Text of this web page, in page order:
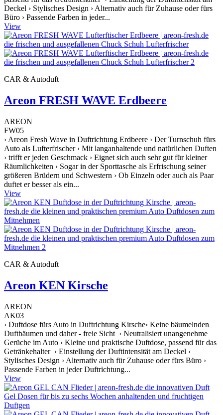
Deckel › Stylisches Design › Alternativ auch für Zuhause oder fürs
Büro › Passende Farben in jeder...
View
CAR & Autoduft
Areon FRESH WAVE Erdbeere
AREON
FW05
› Areon Fresh Wave in Duftrichtung Erdbeere › Der Turnschuh fürs
Auto als Lufterfrischer › Mit langanhaltende und natürlichen Duften
› trifft er jeden Geschmack › Eignet sich auch sehr gut für kleiner
Räumlichkeiten › Sogar in der Sporttasche als Erfrischung seiner
größeren Brüdern und Schwestern › Ob Einzeln oder auch als Paar
duftet er besser als ein...
View
CAR & Autoduft
Areon KEN Kirsche
AREON
AK03
› Duftdose fürs Auto in Duftrichtung Kirsche› Keine bäumelnden
Duftbäumen und daher - freie Sicht › Neutralisiert unangenehme
Gerüche im Auto › Kleine und praktische Duftdose, passend für das
Getränkehalter › Einstellung der Duftintensität am Deckel ›
Stylisches Design › Alternativ auch für Zuhause oder fürs Büro ›
Passende Farben in jeder Duftrichtung...
View